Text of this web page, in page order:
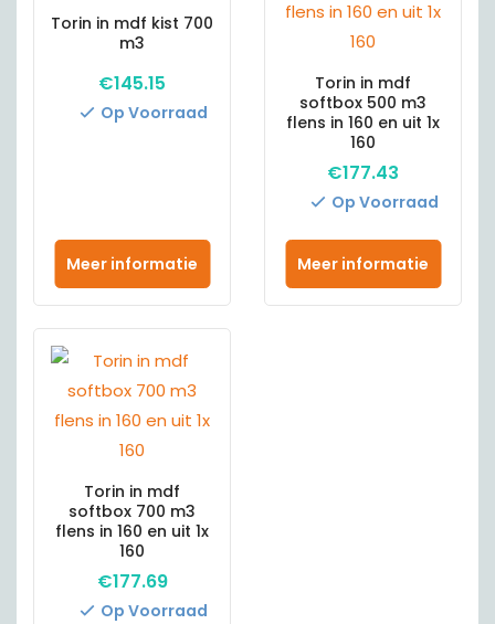
Torin in mdf kist 700
m3
€145.15
Meer informatie
Op Voorraad
Torin in mdf
softbox 500 m3
flens in 160 en uit 1x
160
€177.43
Meer informatie
Op Voorraad
Torin in mdf
softbox 700 m3
flens in 160 en uit 1x
160
€177.69
Op Voorraad